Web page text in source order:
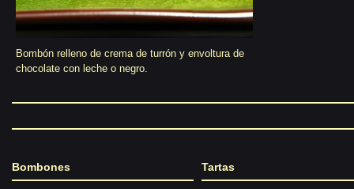
Bombón relleno de crema de turrón y envoltura de
chocolate con leche o negro.
Bombones Tartas